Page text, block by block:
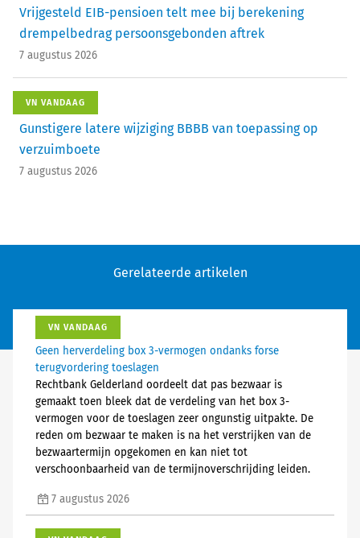
Vrijgesteld EIB-pensioen telt mee bij berekening
drempelbedrag persoonsgebonden aftrek
7 augustus 2026
VN VANDAAG
Gunstigere latere wijziging BBBB van toepassing op
verzuimboete
7 augustus 2026
Gerelateerde artikelen
VN VANDAAG
Geen herverdeling box 3-vermogen ondanks forse
terugvordering toeslagen
Rechtbank Gelderland oordeelt dat pas bezwaar is
gemaakt toen bleek dat de verdeling van het box 3-
vermogen voor de toeslagen zeer ongunstig uitpakte. De
reden om bezwaar te maken is na het verstrijken van de
bezwaartermijn opgekomen en kan niet tot
verschoonbaarheid van de termijnoverschrijding leiden.
7 augustus 2026